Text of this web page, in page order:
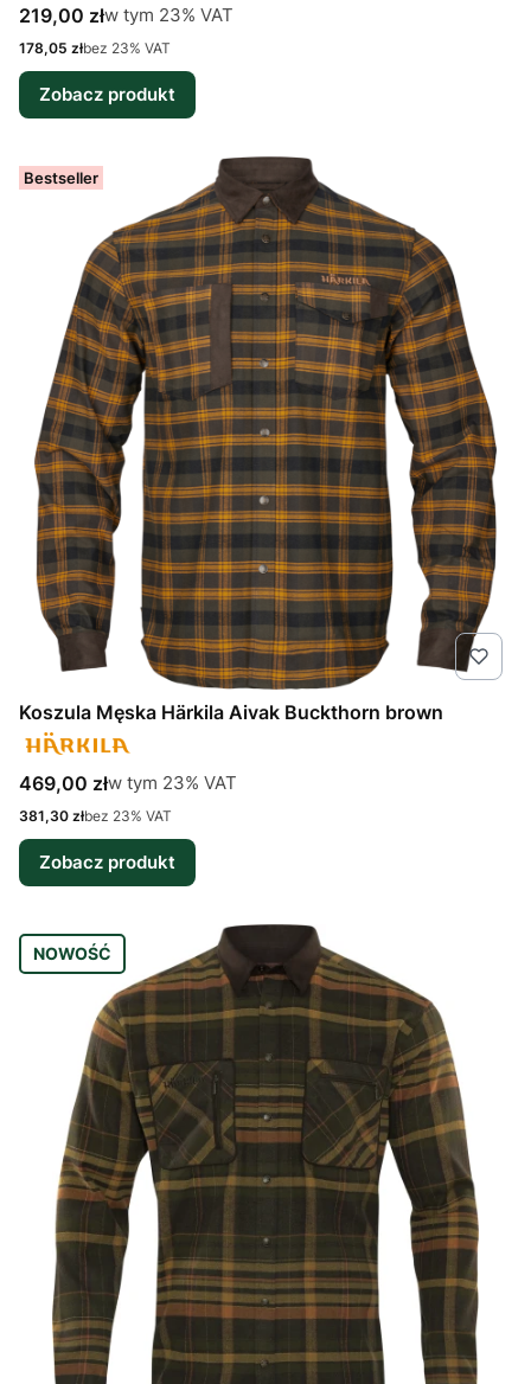
Cena brutto
219,00 złw tym %s VAT
w tym 23% VAT
Cena netto
178,05 złbez 23% VAT
Zobacz produkt
Bestseller
Koszula Męska Härkila Aivak Buckthorn brown
Cena brutto
469,00 złw tym %s VAT
w tym 23% VAT
Cena netto
381,30 złbez 23% VAT
Zobacz produkt
NOWOŚĆ